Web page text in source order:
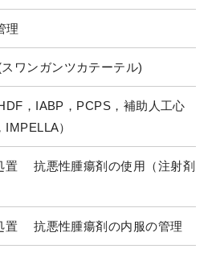
理
ワンガンツカテーテル)
，IABP，PCPS，補助人工心
）
置 抗悪性腫瘍剤の使用（注射剤
置 抗悪性腫瘍剤の内服の管理